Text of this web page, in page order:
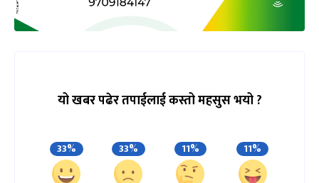
यो खबर पढेर तपाईलाई कस्तो महसुस भयो ?
33% 33% 11% 11%